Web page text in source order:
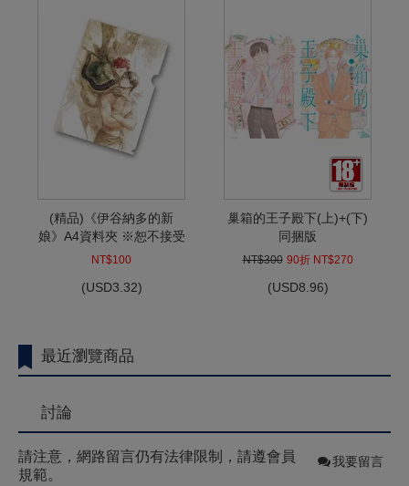
(精品)《伊谷納多的新
娘》A4資料夾 ※恕不接受
退訂退款
NT$100
(USD3.32)
巢箱的王子殿下(上)+(下)
同捆版
NT$300 90折 NT$270
(USD8.96)
最近瀏覽商品
討論
請注意，網路留言仍有法律限制，請遵會員
規範。
我要留言